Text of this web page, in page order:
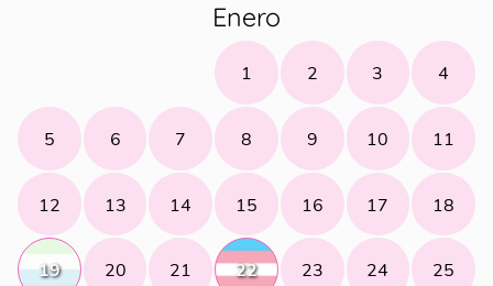
Enero
1 2 3 4
5 6 7 8 9 10 11
12 13 14 15 16 17 18
19 20 21 22 23 24 25